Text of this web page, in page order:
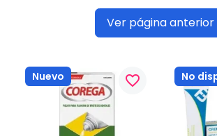
Ver página anterior
Nuevo favorite_border No